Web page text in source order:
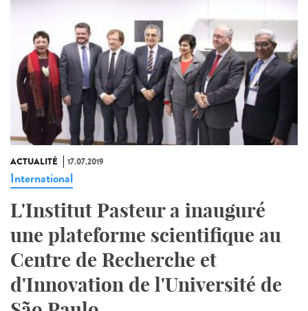
ACTUALITÉ 17.07.2019
International
L'Institut Pasteur a inauguré
une plateforme scientifique au
Centre de Recherche et
d'Innovation de l'Université de